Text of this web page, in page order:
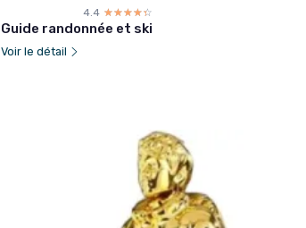
4.4 ☆☆☆☆☆
★★★★★
Guide randonnée et ski
Voir le détail